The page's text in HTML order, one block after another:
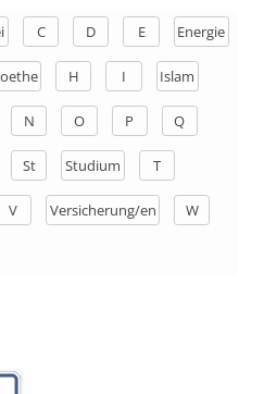
C D E Energie
H I Islam
N O P Q
St Studium T
V Versicherung/en W